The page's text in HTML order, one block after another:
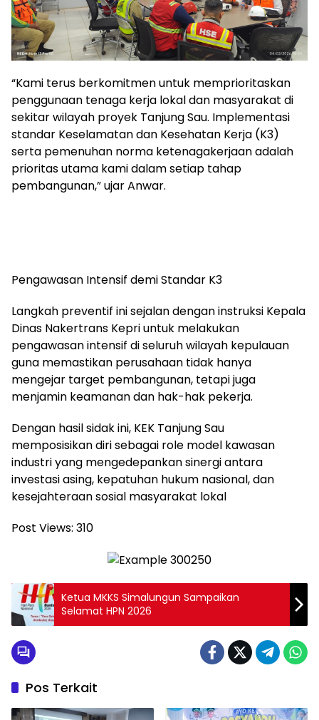
“Kami terus berkomitmen untuk memprioritaskan
penggunaan tenaga kerja lokal dan masyarakat di
sekitar wilayah proyek Tanjung Sau. Implementasi
standar Keselamatan dan Kesehatan Kerja (K3)
serta pemenuhan norma ketenagakerjaan adalah
prioritas utama kami dalam setiap tahap
pembangunan,” ujar Anwar.
Pengawasan Intensif demi Standar K3
Langkah preventif ini sejalan dengan instruksi Kepala
Dinas Nakertrans Kepri untuk melakukan
pengawasan intensif di seluruh wilayah kepulauan
guna memastikan perusahaan tidak hanya
mengejar target pembangunan, tetapi juga
menjamin keamanan dan hak-hak pekerja.
Dengan hasil sidak ini, KEK Tanjung Sau
memposisikan diri sebagai role model kawasan
industri yang mengedepankan sinergi antara
investasi asing, kepatuhan hukum nasional, dan
kesejahteraan sosial masyarakat lokal
Post Views: 310
Ketua MKKS Simalungun Sampaikan
Selamat HPN 2026
Pos Terkait